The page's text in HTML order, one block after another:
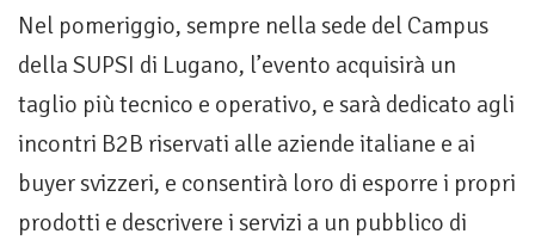
Nel pomeriggio, sempre nella sede del Campus
della SUPSI di Lugano, l’evento acquisirà un
taglio più tecnico e operativo, e sarà dedicato agli
incontri B2B riservati alle aziende italiane e ai
buyer svizzeri, e consentirà loro di esporre i propri
prodotti e descrivere i servizi a un pubblico di